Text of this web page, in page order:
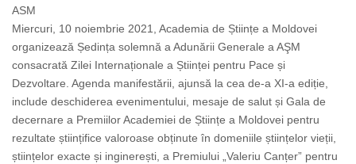
ASM
Miercuri, 10 noiembrie 2021, Academia de Științe a Moldovei
organizează Ședința solemnă a Adunării Generale a AŞM
consacrată Zilei Internaționale a Științei pentru Pace și
Dezvoltare. Agenda manifestării, ajunsă la cea de-a XI-a ediție,
include deschiderea evenimentului, mesaje de salut și Gala de
decernare a Premiilor Academiei de Științe a Moldovei pentru
rezultate științifice valoroase obținute în domeniile științelor vieții,
științelor exacte și inginerești, a Premiului „Valeriu Canțer” pentru